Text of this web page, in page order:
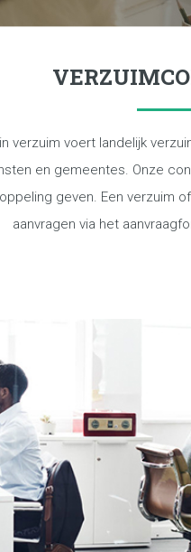
verzuim voert landelijk
en gemeentes. Onze
geven. Een verzuim
aanvragen via het